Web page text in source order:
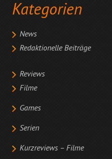
Kategorien
News
Redaktionelle Beiträge
Reviews
Filme
Games
Serien
Kurzreviews – Filme